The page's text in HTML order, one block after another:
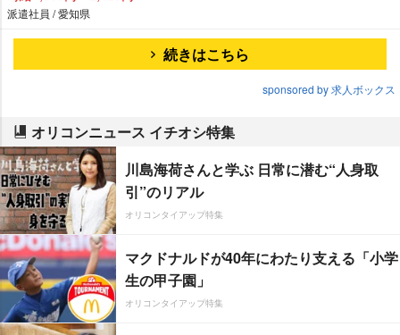
派遣社員 / 愛知県
続きはこちら
sponsored by 求人ボックス
オリコンニュース イチオシ特集
川島海荷さんと学ぶ 日常に潜む“人身取
引”のリアル
オリコンタイアップ特集
マクドナルドが40年にわたり支える「小学
生の甲子園」
オリコンタイアップ特集